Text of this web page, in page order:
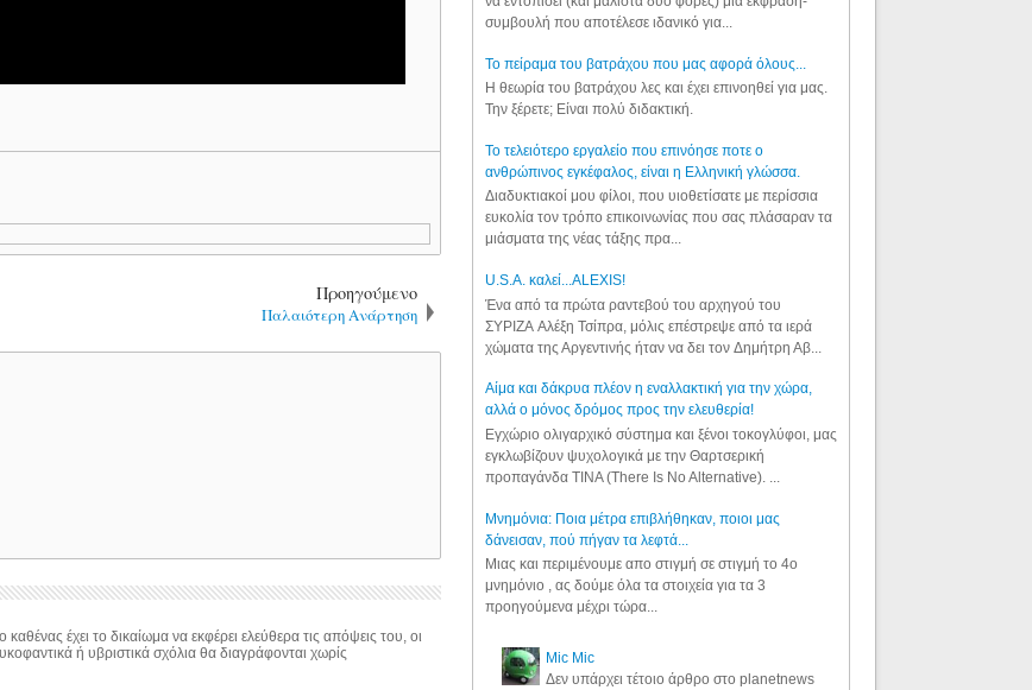
Προηγούμενο
Παλαιότερη Ανάρτηση
έχει το δικαίωμα να εκφέρει ελεύθερα τις απόψεις του, οι
ή υβριστικά σχόλια θα διαγράφονται χωρίς
συμβουλή που αποτέλεσε ιδανικό για...
Το πείραμα του βατράχου που μας αφορά όλους...
Η θεωρία του βατράχου λες και έχει επινοηθεί για μας.
Την ξέρετε; Είναι πολύ διδακτική.
Το τελειότερο εργαλείο που επινόησε ποτε ο
ανθρώπινος εγκέφαλος, είναι η Ελληνική γλώσσα.
Διαδυκτιακοί μου φίλοι, που υιοθετίσατε με περίσσια
ευκολία τον τρόπο επικοινωνίας που σας πλάσαραν τα
μιάσματα της νέας τάξης πρα...
U.S.A. καλεί...ALEXIS!
Ένα από τα πρώτα ραντεβού του αρχηγού του
ΣΥΡΙΖΑ Αλέξη Τσίπρα, μόλις επέστρεψε από τα ιερά
χώματα της Αργεντινής ήταν να δει τον Δημήτρη Αβ...
Αίμα και δάκρυα πλέον η εναλλακτική για την χώρα,
αλλά ο μόνος δρόμος προς την ελευθερία!
Εγχώριο ολιγαρχικό σύστημα και ξένοι τοκογλύφοι, μας
εγκλωβίζουν ψυχολογικά με την Θαρτσερική
προπαγάνδα TINA (There Is No Alternative). ...
Μνημόνια: Ποια μέτρα επιβλήθηκαν, ποιοι μας
δάνεισαν, πού πήγαν τα λεφτά...
Μιας και περιμένουμε απο στιγμή σε στιγμή το 4ο
μνημόνιο , ας δούμε όλα τα στοιχεία για τα 3
προηγούμενα μέχρι τώρα...
Mic Mic
Δεν υπάρχει τέτοιο άρθρο στο planetnews